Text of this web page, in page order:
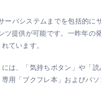
バシステムまでを包括的に
提供が可能です。一昨年の
ています。
は、「気持ちボタン」や「
用「ブクフレ本」およびパ